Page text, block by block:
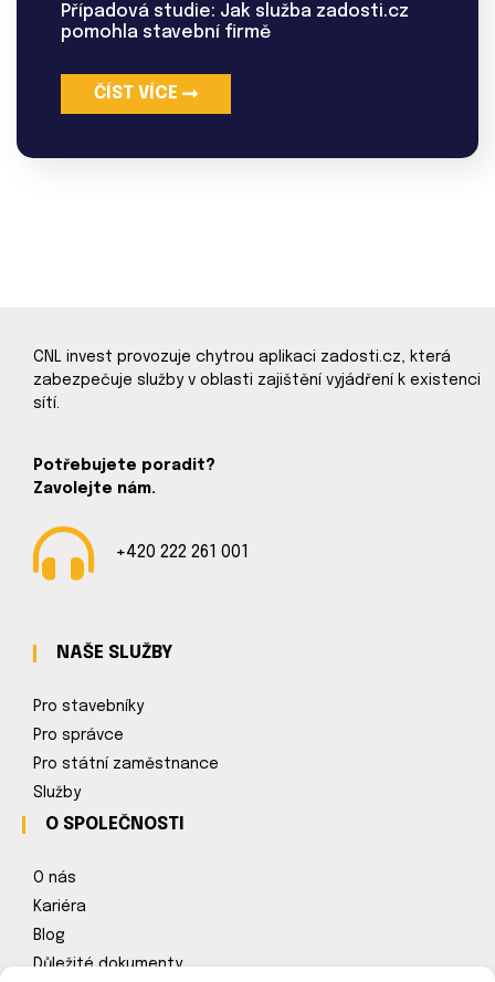
Případová studie: Jak služba zadosti.cz
pomohla stavební firmě
ČÍST VÍCE
CNL invest provozuje chytrou aplikaci zadosti.cz, která
zabezpečuje služby v oblasti zajištění vyjádření k existenci
sítí.
Potřebujete poradit?
Zavolejte nám.
+420 222 261 001
NAŠE SLUŽBY
Pro stavebníky
Pro správce
Pro státní zaměstnance
Služby
O SPOLEČNOSTI
O nás
Kariéra
Blog
Důležité dokumenty